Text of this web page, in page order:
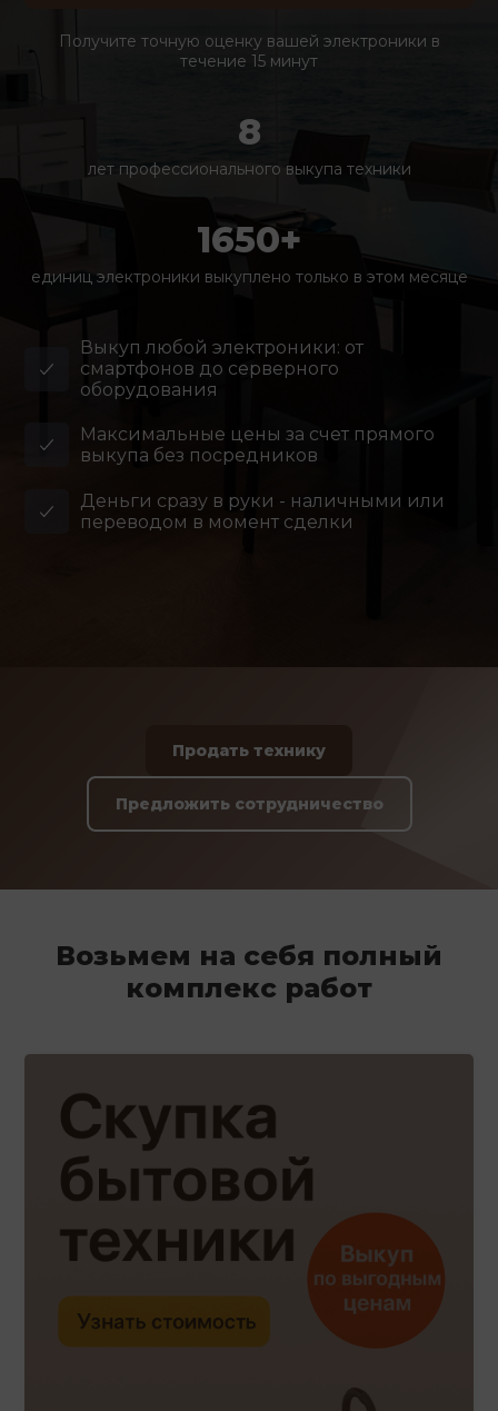
Получите точную оценку вашей электроники в
течение 15 минут
8
лет профессионального выкупа техники
1650+
единиц электроники выкуплено только в этом месяце
Выкуп любой электроники: от
смартфонов до серверного
оборудования
Максимальные цены за счет прямого
выкупа без посредников
Деньги сразу в руки - наличными или
переводом в момент сделки
Продать технику
Предложить сотрудничество
Возьмем на себя полный
комплекс работ